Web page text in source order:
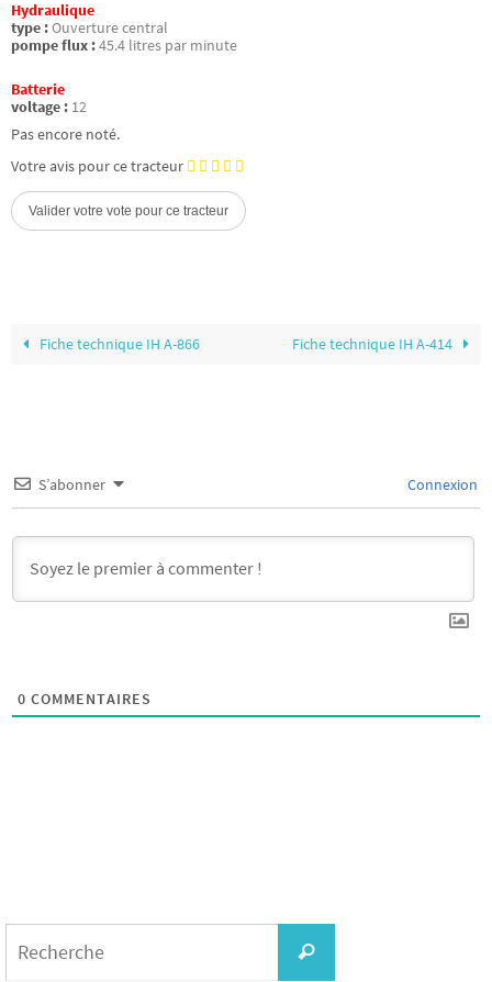
Hydraulique
type :Ouverture central
pompe flux :45.4 litres par minute
Batterie
voltage : 12
Pas encore noté.
Votre avis pour ce tracteur
Fiche technique IH A-866 Fiche technique IH A-414
S’abonner Connexion
0 COMMENTAIRES
Recherche